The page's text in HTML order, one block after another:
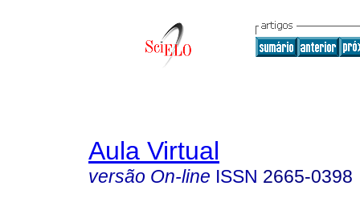
Aula Virtual
versão On-line ISSN 2665-0398